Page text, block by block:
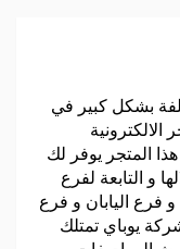
بشكل كبير في
الالكترونية
المتجر يوفر لك
و التابعة لفرع
و فرع اليابان و فرع
يوباي تمتلك